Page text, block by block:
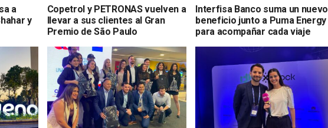
a
y
Copetrol y PETRONAS vuelven a
llevar a sus clientes al Gran
Premio de São Paulo
Interfisa Banco suma un nuevo
beneficio junto a Puma Energy
para acompañar cada viaje